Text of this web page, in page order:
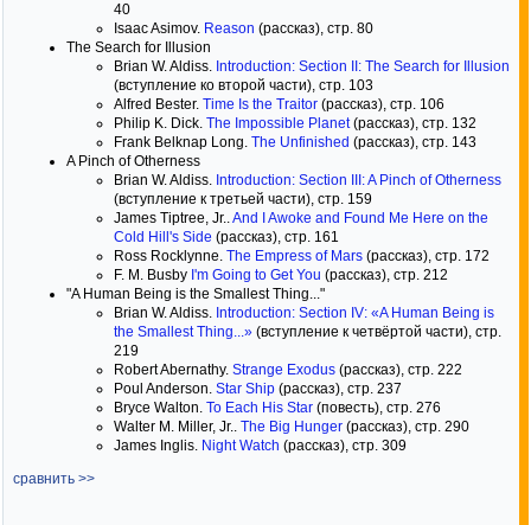
40
Isaac Asimov. Reason (рассказ), стр. 80
The Search for Illusion
Brian W. Aldiss. Introduction: Section II: The Search for Illusion
(вступление ко второй части), стр. 103
Alfred Bester. Time Is the Traitor (рассказ), стр. 106
Philip K. Dick. The Impossible Planet(рассказ), стр. 132
Frank Belknap Long. The Unfinished (рассказ), стр. 143
A Pinch of Otherness
Brian W. Aldiss. Introduction: Section III: A Pinch of Otherness
(вступление к третьей части), стр. 159
James Tiptree, Jr..And I Awoke and Found Me Here on the
Cold Hill's Side (рассказ), стр. 161
Ross Rocklynne. The Empress of Mars (рассказ), стр. 172
F. M. Busby I'm Going to Get You (рассказ), стр. 212
"A Human Being is the Smallest Thing..."
Brian W. Aldiss. Introduction: Section IV: «A Human Being is
the Smallest Thing...» (вступление к четвёртой части), стр.
219
Robert Abernathy. Strange Exodus (рассказ), стр. 222
Poul Anderson. Star Ship (рассказ), стр. 237
Bryce Walton. To Each His Star (повесть), стр. 276
Walter M. Miller, Jr.. The Big Hunger (рассказ), стр. 290
James Inglis. Night Watch (рассказ), стр. 309
сравнить >>